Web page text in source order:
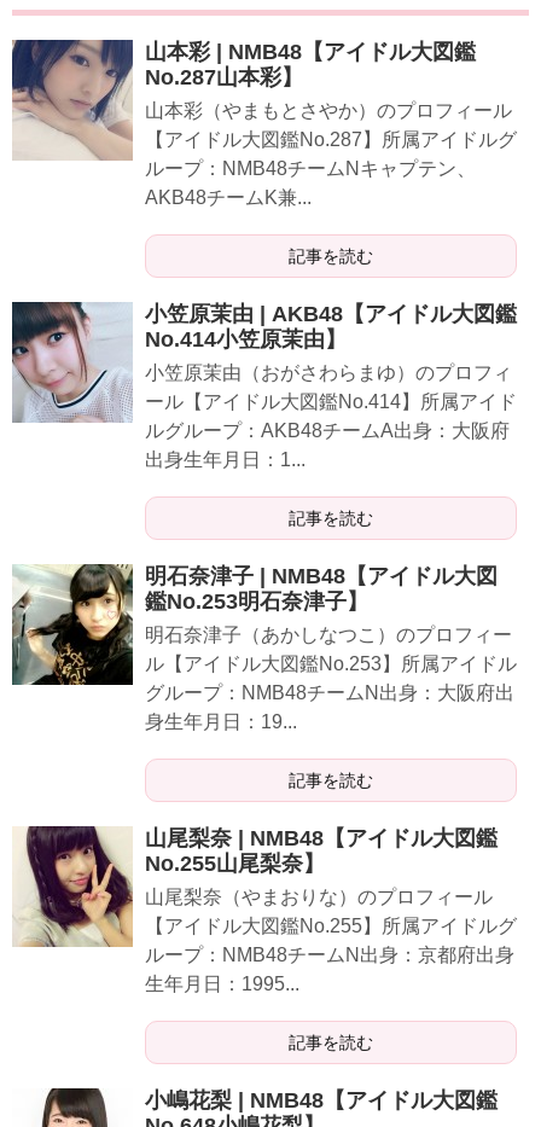
山本彩 | NMB48【アイドル大図鑑
No.287山本彩】
山本彩（やまもとさやか）のプロフィール
【アイドル大図鑑No.287】所属アイドルグ
ループ：NMB48チームNキャプテン、
AKB48チームK兼...
記事を読む
小笠原茉由 | AKB48【アイドル大図鑑
No.414小笠原茉由】
小笠原茉由（おがさわらまゆ）のプロフィ
ール【アイドル大図鑑No.414】所属アイド
ルグループ：AKB48チームA出身：大阪府
出身生年月日：1...
記事を読む
明石奈津子 | NMB48【アイドル大図
鑑No.253明石奈津子】
明石奈津子（あかしなつこ）のプロフィー
ル【アイドル大図鑑No.253】所属アイドル
グループ：NMB48チームN出身：大阪府出
身生年月日：19...
記事を読む
山尾梨奈 | NMB48【アイドル大図鑑
No.255山尾梨奈】
山尾梨奈（やまおりな）のプロフィール
【アイドル大図鑑No.255】所属アイドルグ
ループ：NMB48チームN出身：京都府出身
生年月日：1995...
記事を読む
小嶋花梨 | NMB48【アイドル大図鑑